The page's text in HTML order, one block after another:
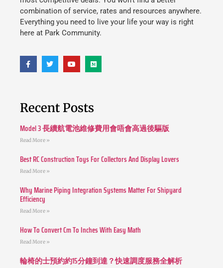
combination of service, rates and resources anywhere.
Everything you need to live your life your way is right
here at Park Community.
Recent Posts
Model 3 長續航電池維修費用會唔會高過後驅版
Read More »
Best RC Construction Toys For Collectors And Display Lovers
Read More »
Why Marine Piping Integration Systems Matter For Shipyard
Efficiency
Read More »
How To Convert Cm To Inches With Easy Math
Read More »
輪椅的士預約約15分鐘到達？快速調度服務全解析